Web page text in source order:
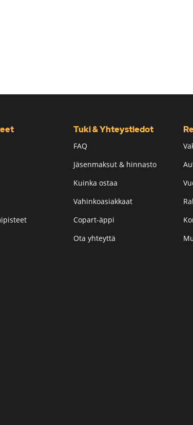
Tuki & Yhteystiedot
FAQ
Jäsenmaksut & hinnasto
Kuinka ostaa
Vahinkoasiakkaat
Copart-äppi
Ota yhteyttä